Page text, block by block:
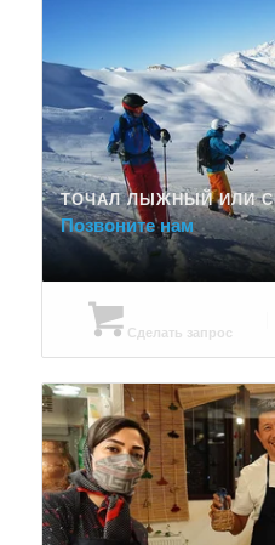
ТОЧАЛ ЛЫЖНЫЙ ИЛИ
Позвоните нам
Сделать запрос